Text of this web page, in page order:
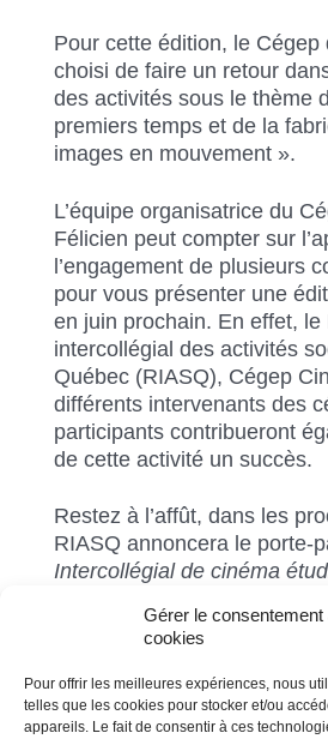
Gérer le consentement
cookies
Pour offrir les meilleures expériences, nous
telles que les cookies pour stocker et/ou
appareils. Le fait de consentir à ces
Pour cette édition, le Cégep
choisi de faire un retour
des activités sous le thème
premiers temps et de la
images en mouvement ».
L’équipe organisatrice du
Félicien peut compter sur
l’engagement de plusieurs
pour vous présenter une
en juin prochain. En effet, le
intercollégial des activités
Québec (RIASQ), Cégep
différents intervenants des
participants contribueront
de cette activité un succès.
Restez à l’affût, dans les
RIASQ annoncera le porte-
Intercollégial de cinéma
Partager